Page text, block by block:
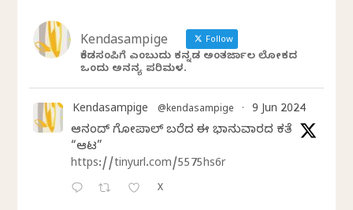
Kendasampige Follow
ಕೆಂಡಸಂಪಿಗೆ ಎಂಬುದು ಕನ್ನಡ ಅಂತರ್ಜಾಲ ಲೋಕದ
ಒಂದು ಅನನ್ಯ ಪರಿಮಳ.
Kendasampige @kendasampige · 9 Jun 2024
ಆನಂದ್‌ ಗೋಪಾಲ್‌ ಬರೆದ ಈ ಭಾನುವಾರದ ಕತೆ
“ಆಟ”
https://tinyurl.com/5575hs6r
X